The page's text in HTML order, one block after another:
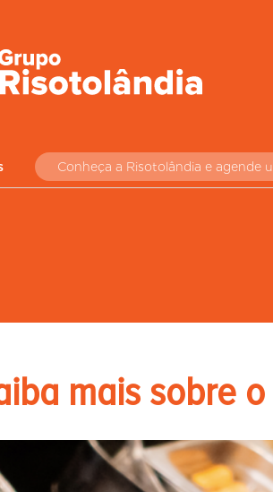
Conheça a Risotolândia e agende
mais sobre